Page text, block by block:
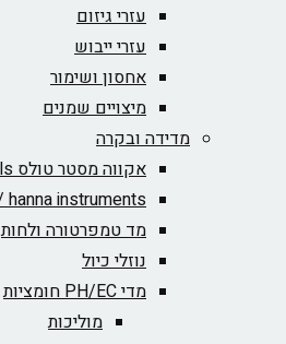
עזרי גיזום
עזרי ייבוש
אחסון ושימור
מיצויים שמנים
מדידה ובקרה
אקווה מסטר טולס Aqua Master tools
hanna instruments /מכשירים האנה
מד טמפרטורה ולחות
נוזלי כיול
מדי PH/EC חומציות
מוליכות